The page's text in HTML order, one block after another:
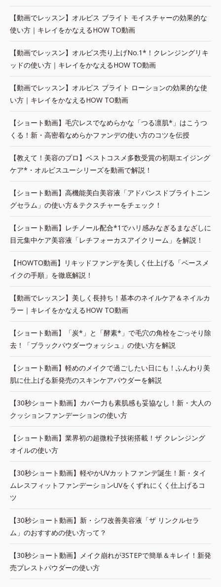
【動画でレッスン】オルビス ブライト モイスチャーの効果的な
使い方｜キレイをかなえるHOW TO動画
【動画でレッスン】オルビス売り上げNo.1*！クレンジングリキ
ッドの使い方｜キレイをかなえるHOW TO動画
【動画でレッスン】オルビス ブライト ローションの効果的な使
い方｜キレイをかなえるHOW TO動画
【ショート動画】毛穴レスでなめらかな「つる凛肌*」はこうつ
くる！新・高密着なめらかファンデの使い方のコツを伝授
【教えて！美容のプロ】ベストコスメ多数受賞の初期エイジング
ケア*・オルビスユーシリーズを動画で解説！
【ショート動画】高機能美白美容液「アドバンスドブライトニン
グセラム」の使い方＆テクスチャーをチェック！
【ショート動画】レチノール配合*1でハリ感みなぎるまなざしに
目元集中ケア美容液「レチフォーカスアイクリーム」を解説！
【HOWTO動画】リキッドファンデを美しく仕上げる「ベースメ
イクの手順」を徹底解説！
【動画でレッスン】美しく長持ち！基本のネイルケア＆ネイルカ
ラー｜キレイをかなえるHOW TO動画
【ショート動画】「炭*」と「酵素*」で毛穴の角栓をごっそり除
去！「ブラックパウダーウォッシュ」の使い方を解説
【ショート動画】軽めのメイクで過ごしたい日にも！ふんわり美
肌に仕上げる新発売のスキンケアパウダーを解説
【30秒ショート動画】カバー力も素肌感も妥協なし！新・大人の
クッションファンデーションの使い方
【ショート動画】業界初の超微粒子技術搭載！ザ クレンジング
オイルの使い方
【30秒ショート動画】軽やかUVカットファンデ誕生！新・タイ
ムレスフィットファンデーションUVをくずれにくく仕上げるコ
ツ
【30秒ショート動画】新・シワ改善美容液「ザ リンクルセラ
ム」のおすすめの使い方って？
【30秒ショート動画】メイク崩れが3STEPで簡単＆キレイ！新発
売プレストパウダーの使い方